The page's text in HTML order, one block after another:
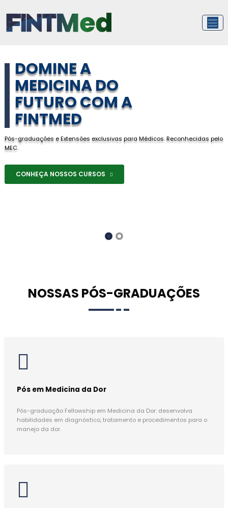
para
conteúdo
DOMINE A
MEDICINA DO
FUTURO COM A
FINTMED
Pós-graduações e Extensões exclusivas para Médicos. Reconhecidas pelo
MEC.
CONHEÇA NOSSOS CURSOS
NOSSAS PÓS-GRADUAÇÕES
Pós em Medicina da Dor
Pós-graduação Fellowship em Medicina da Dor: desenvolva
habilidades em diagnóstico, tratamento e procedimentos para o
manejo da dor.